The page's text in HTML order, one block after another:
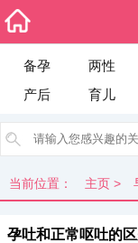
备孕 两性
产后
育儿
当前位置： 主页 >
孕吐和正常呕吐的